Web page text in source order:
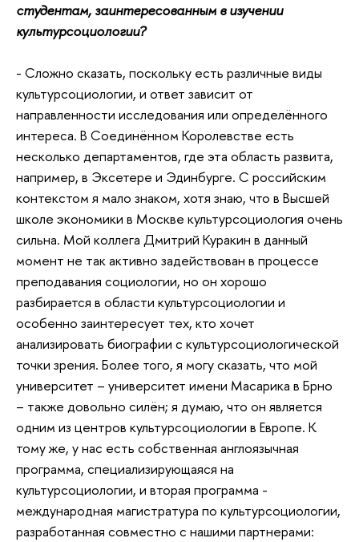
студентам, заинтересованным в изучении
культурсоциологии?
- Сложно сказать, поскольку есть различные виды
культурсоциологии, и ответ зависит от
направленности исследования или определённого
интереса. В Соединённом Королевстве есть
несколько департаментов, где эта область развита,
например, в Эксетере и Эдинбурге. С российским
контекстом я мало знаком, хотя знаю, что в Высшей
школе экономики в Москве культурсоциология очень
сильна. Мой коллега Дмитрий Куракин в данный
момент не так активно задействован в процессе
преподавания социологии, но он хорошо
разбирается в области культурсоциологии и
особенно заинтересует тех, кто хочет
анализировать биографии с культурсоциологической
точки зрения. Более того, я могу сказать, что мой
университет – университет имени Масарика в Брно
– также довольно силён; я думаю, что он является
одним из центров культурсоциологии в Европе. К
тому же, у нас есть собственная англоязычная
программа, специализирующаяся на
культурсоциологии, и вторая программа -
международная магистратура по культурсоциологии,
разработанная совместно с нашими партнерами: